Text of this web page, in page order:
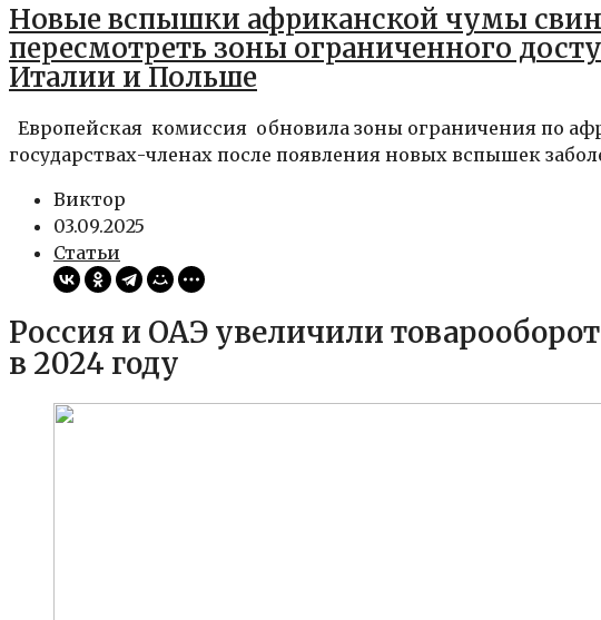
Новые вспышки африканской чумы
пересмотреть зоны ограниченного
Италии и Польше
Европейская комиссия обновила зоны ограничения по
государствах-членах после появления новых вспышек
Виктор
03.09.2025
Статьи
Россия и ОАЭ увеличили
в 2024 году